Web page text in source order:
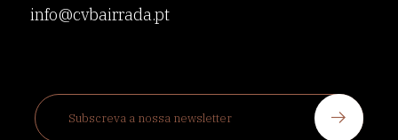
info@cvbairrada.pt